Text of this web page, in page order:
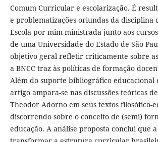
Comum Curricular e escolarização. É
e problematizações oriundas da disciplina
Escola por mim ministrada junto aos
de uma Universidade do Estado de São
objetivo geral refletir criticamente sobre
a BNCC traz às políticas de formação
Além do suporte bibliográfico educacional
artigo ampara-se nas discussões teóricas
Theodor Adorno em seus textos filosófico-
discorrendo sobre o conceito de (semi)
educação. A análise proposta conclui que